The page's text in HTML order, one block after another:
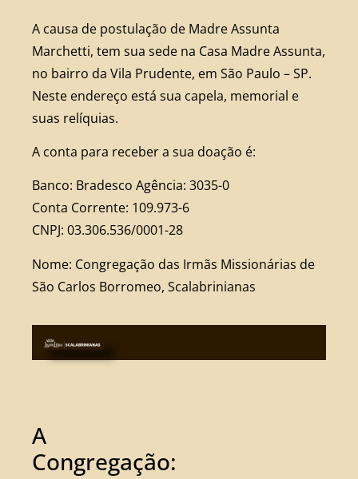
A causa de postulação de Madre Assunta
Marchetti, tem sua sede na Casa Madre Assunta,
no bairro da Vila Prudente, em São Paulo – SP.
Neste endereço está sua capela, memorial e
suas relíquias.
A conta para receber a sua doação é:
Banco: Bradesco Agência: 3035-0
Conta Corrente: 109.973-6
CNPJ: 03.306.536/0001-28
Nome: Congregação das Irmãs Missionárias de
São Carlos Borromeo, Scalabrinianas
A
Congregação: